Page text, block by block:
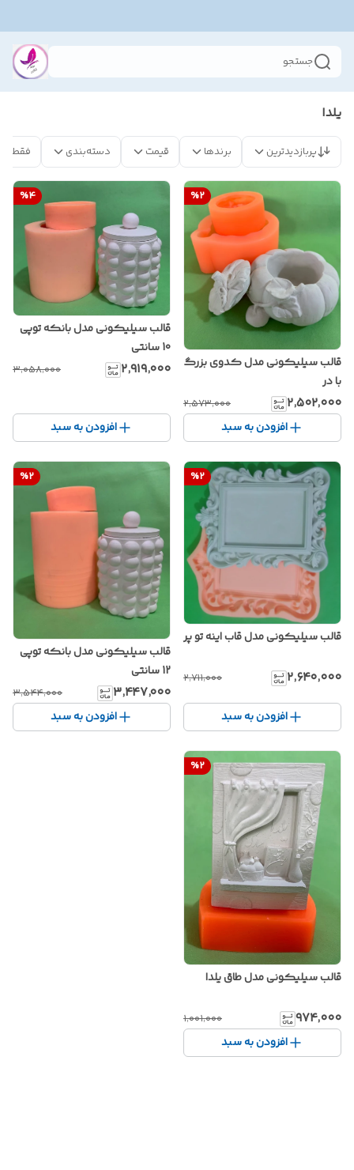
جستجو
یلدا
پربازدیدترین برندها قیمت دسته‌بندی فقط
%2
قالب سیلیکونی مدل کدوی بزرگ
با در
۲٬۵۰۲٬۰۰۰ ۲٬۵۷۳٬۰۰۰
افزودن به سبد
%4
قالب سیلیکونی مدل بانکه توپی
10 سانتی
۲٬۹۱۹٬۰۰۰ ۳٬۰۵۸٬۰۰۰
افزودن به سبد
%2
قالب سیلیکونی مدل قاب اینه تو پر
۲٬۶۴۰٬۰۰۰ ۲٬۷۱۱٬۰۰۰
افزودن به سبد
%2
قالب سیلیکونی مدل بانکه توپی
12 سانتی
۳٬۴۴۷٬۰۰۰ ۳٬۵۴۴٬۰۰۰
افزودن به سبد
%2
قالب سیلیکونی مدل طاق یلدا
۹۷۴٬۰۰۰ ۱٬۰۰۱٬۰۰۰
افزودن به سبد